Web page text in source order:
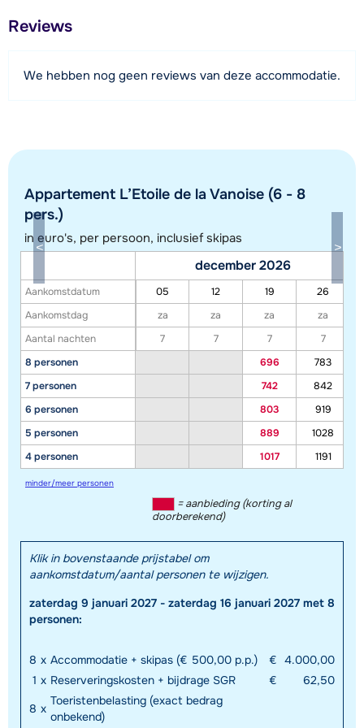
Afstand tot restaurant of bar
250 meter
400 meter
Bekijk kaart
Toon alle accommodaties in dit gebied
Deze kaart geeft een indicatie van de ligging van onze accommodaties. De
Reviews
We hebben nog geen reviews van deze accommodatie.
Appartement L’Etoile de la Vanoise (6 - 8
pers.)
in euro's, per persoon, inclusief skipas
Aankomstdatum
Aankomstdag
Aantal nachten
8 personen
7 personen
6 personen
5 personen
4 personen
december 2026
05 12 19
26
za
za za
za
7
7 7
7
696
783
742
842
803
919
889
1028
1017
1191
minder/meer personen
= aanbieding (korting al
doorberekend)
Klik in bovenstaande prijstabel om
aankomstdatum/aantal personen te wijzigen.
zaterdag 9 januari 2027 - zaterdag 16 januari 2027 met 8
personen:
8 x Accommodatie + skipas (€ 500,00 p.p.) € 4.000,00
1 x Reserveringskosten + bijdrage SGR €
62,50
8 x
Toeristenbelasting (exact bedrag
onbekend)